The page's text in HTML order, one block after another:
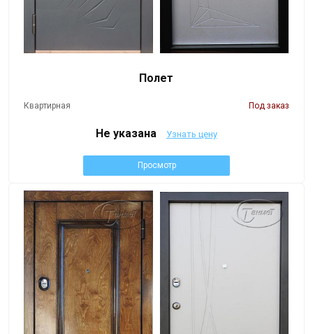
Полет
Квартирная Под заказ
Не указана Узнать цену
Просмотр